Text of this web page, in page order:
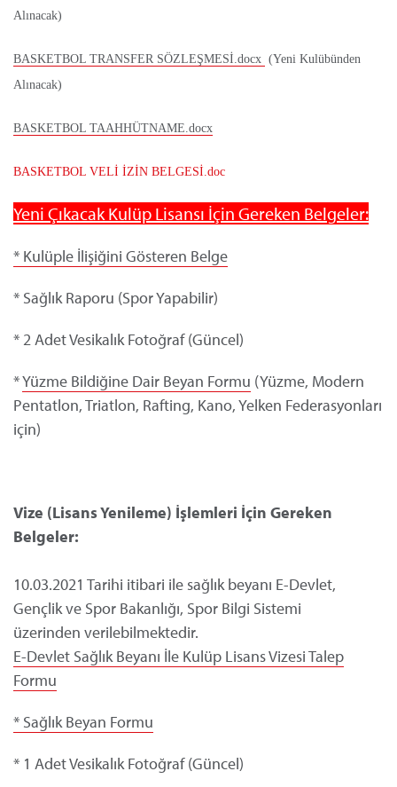
Alınacak)
BASKETBOL TRANSFER SÖZLEŞMESİ.docx (Yeni Kulübünden
Alınacak)
BASKETBOL TAAHHÜTNAME.docx
BASKETBOL VELİ İZİN BELGESİ.doc
Yeni Çıkacak Kulüp Lisansı İçin Gereken Belgeler:
* Kulüple İlişiğini Gösteren Belge
* Sağlık Raporu (Spor Yapabilir)
* 2 Adet Vesikalık Fotoğraf (Güncel)
*Yüzme Bildiğine Dair Beyan Formu (Yüzme, Modern
Pentatlon, Triatlon, Rafting, Kano, Yelken Federasyonları
için)
Vize (Lisans Yenileme) İşlemleri İçin Gereken
Belgeler:
10.03.2021 Tarihi itibari ile sağlık beyanı E-Devlet,
Gençlik ve Spor Bakanlığı, Spor Bilgi Sistemi
üzerinden verilebilmektedir.
E-Devlet Sağlık Beyanı İle Kulüp Lisans Vizesi Talep
Formu
* Sağlık Beyan Formu
* 1 Adet Vesikalık Fotoğraf (Güncel)